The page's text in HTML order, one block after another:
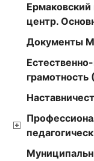
центр.
Документы